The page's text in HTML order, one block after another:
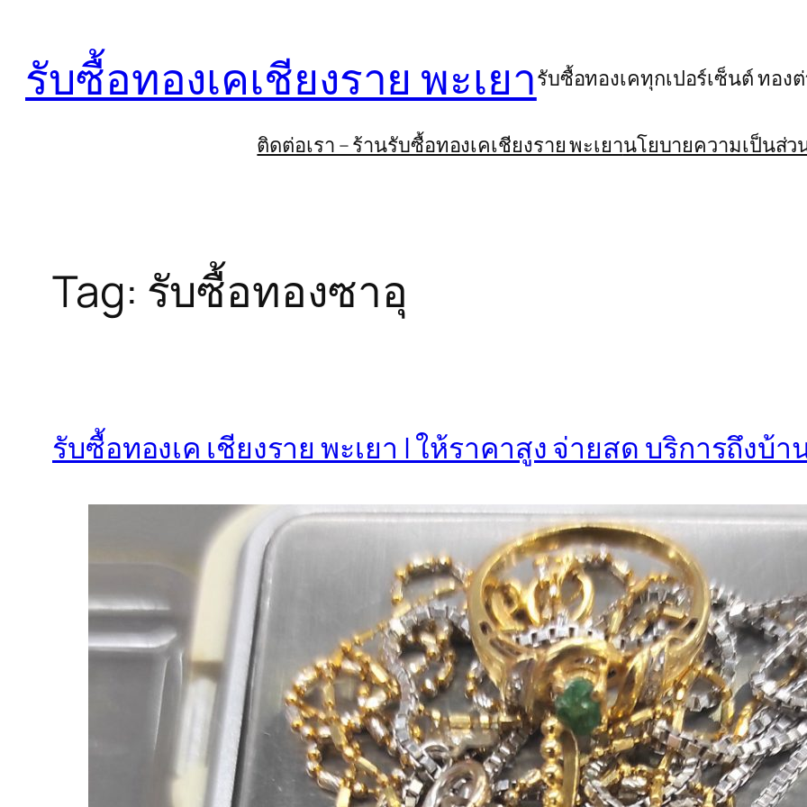
content
รับซื้อทองเคเชียงราย พะเยารับซื้อทองเคทุกเปอร์เซ็นต์ ทอง
ติดต่อเรา – ร้านรับซื้อทองเคเชียงราย พะเยานโยบายความเป็นส่ว
Tag: รับซื้อทองซาอุ
รับซื้อทองเค เชียงราย พะเยา | ให้ราคาสูง จ่ายสด บริการถึงบ้า